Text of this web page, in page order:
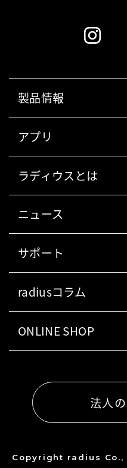
製品情報
アプリ
ラディウスとは
ニュース
サポート
radiusコラム
ONLINE SHOP
法人
Copyright radius